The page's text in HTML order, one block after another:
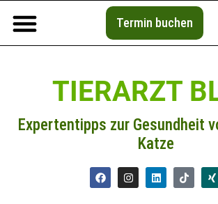
Termin buchen
TIERARZT
Expertentipps zur Gesundheit
Katze